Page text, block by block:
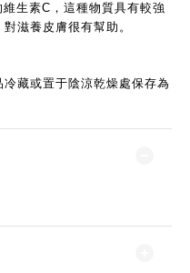
生素C，這種物質具有較強
滋養皮膚很有幫助。
藏或置于陰涼乾燥處保存為